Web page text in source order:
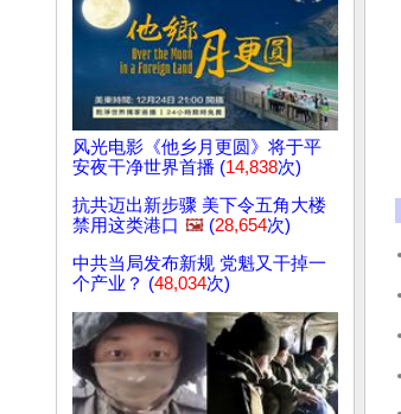
风光电影《他乡月更圆》将于平
安夜干净世界首播 (14,838次)
抗共迈出新步骤 美下令五角大楼
禁用这类港口 🖼️ (28,654次)
中共当局发布新规 党魁又干掉一
个产业？ (48,034次)